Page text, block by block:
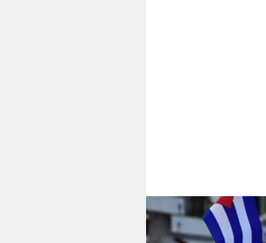
berlin